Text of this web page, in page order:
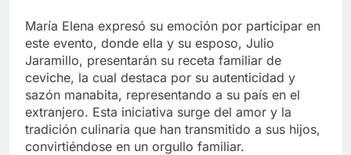
María Elena expresó su emoción por participar en
este evento, donde ella y su esposo, Julio
Jaramillo, presentarán su receta familiar de
ceviche, la cual destaca por su autenticidad y
sazón manabita, representando a su país en el
extranjero. Esta iniciativa surge del amor y la
tradición culinaria que han transmitido a sus hijos,
convirtiéndose en un orgullo familiar.